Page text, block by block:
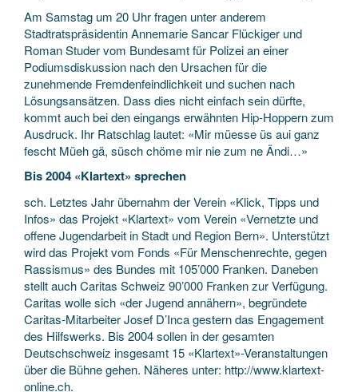
Am Samstag um 20 Uhr fragen unter anderem
Stadtratspräsidentin Annemarie Sancar Flückiger und
Roman Studer vom Bundesamt für Polizei an einer
Podiumsdiskussion nach den Ursachen für die
zunehmende Fremdenfeindlichkeit und suchen nach
Lösungsansätzen. Dass dies nicht einfach sein dürfte,
kommt auch bei den eingangs erwähnten Hip-Hoppern zum
Ausdruck. Ihr Ratschlag lautet: «Mir müesse üs aui ganz
fescht Müeh gä, süsch chöme mir nie zum ne Ändi…»
Bis 2004 «Klartext» sprechen
sch. Letztes Jahr übernahm der Verein «Klick, Tipps und
Infos» das Projekt «Klartext» vom Verein «Vernetzte und
offene Jugendarbeit in Stadt und Region Bern». Unterstützt
wird das Projekt vom Fonds «Für Menschenrechte, gegen
Rassismus» des Bundes mit 105’000 Franken. Daneben
stellt auch Caritas Schweiz 90’000 Franken zur Verfügung.
Caritas wolle sich «der Jugend annähern», begründete
Caritas-Mitarbeiter Josef D’Inca gestern das Engagement
des Hilfswerks. Bis 2004 sollen in der gesamten
Deutschschweiz insgesamt 15 «Klartext»-Veranstaltungen
über die Bühne gehen. Näheres unter: http://www.klartext-
online.ch.